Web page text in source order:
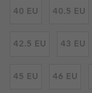
40 EU 40.5 EU
42.5 EU 43 EU
45 EU 46 EU